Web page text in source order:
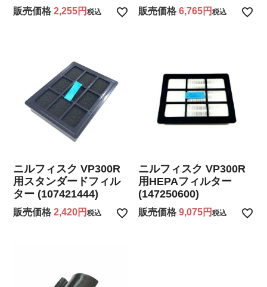
販売価格 2,255 税込 販売価格 6,765 税込
ニルフィスク VP300R
用スタンダードフィル
ター (107421444)
販売価格 2,420 税込
ニルフィスク VP300R
用HEPAフィルター
(147250600)
販売価格 9,075 税込